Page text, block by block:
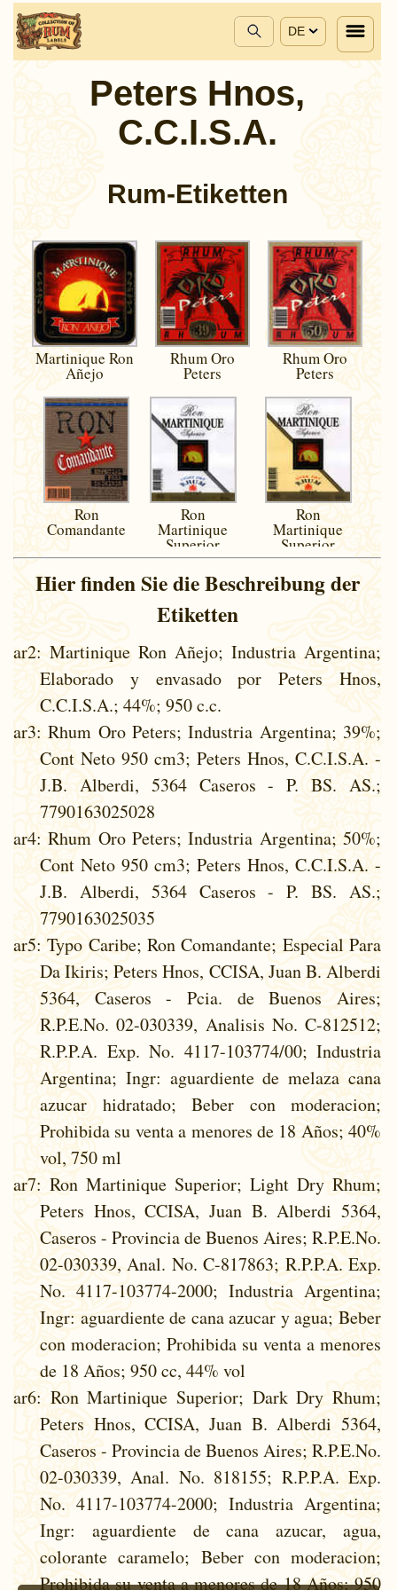
DE
Peters Hnos,
C.C.I.S.A.
Rum-Etiketten
Martinique Ron
Añejo
Rhum Oro
Peters
Rhum Oro
Peters
Ron
Comandante
Ron
Martinique
Superior
Ron
Martinique
Superior
Hier finden Sie die Beschreibung der
Etiketten
ar2: Martinique Ron Añejo; Industria Argentina;
Elaborado y envasado por Peters Hnos,
C.C.I.S.A.; 44%; 950 c.c.
ar3: Rhum Oro Peters; Industria Argentina; 39%;
Cont Neto 950 cm3; Peters Hnos, C.C.I.S.A. -
J.B. Alberdi, 5364 Caseros - P. BS. AS.;
7790163025028
ar4: Rhum Oro Peters; Industria Argentina; 50%;
Cont Neto 950 cm3; Peters Hnos, C.C.I.S.A. -
J.B. Alberdi, 5364 Caseros - P. BS. AS.;
7790163025035
ar5: Typo Caribe; Ron Comandante; Especial Para
Da Ikiris; Peters Hnos, CCISA, Juan B. Alberdi
5364, Caseros - Pcia. de Buenos Aires;
R.P.E.No. 02-030339, Analisis No. C-812512;
R.P.P.A. Exp. No. 4117-103774/00; Industria
Argentina; Ingr: aguardiente de melaza cana
azucar hidratado; Beber con moderacion;
Prohibida su venta a menores de 18 Años; 40%
vol, 750 ml
ar7: Ron Martinique Superior; Light Dry Rhum;
Peters Hnos, CCISA, Juan B. Alberdi 5364,
Caseros - Provincia de Buenos Aires; R.P.E.No.
02-030339, Anal. No. C-817863; R.P.P.A. Exp.
No. 4117-103774-2000; Industria Argentina;
Ingr: aguardiente de cana azucar y agua; Beber
con moderacion; Prohibida su venta a menores
de 18 Años; 950 cc, 44% vol
ar6: Ron Martinique Superior; Dark Dry Rhum;
Peters Hnos, CCISA, Juan B. Alberdi 5364,
Caseros - Provincia de Buenos Aires; R.P.E.No.
02-030339, Anal. No. 818155; R.P.P.A. Exp.
No. 4117-103774-2000; Industria Argentina;
Ingr: aguardiente de cana azucar, agua,
colorante caramelo; Beber con moderacion;
Prohibida su venta a menores de 18 Años; 950